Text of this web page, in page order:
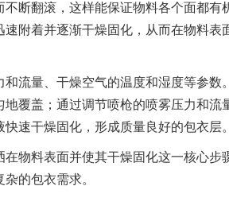
断翻滚，这样能保证物料各个面都有
附着并逐渐干燥固化，从而在物料表
流量、干燥空气的温度和湿度等参数
覆盖；通过调节喷枪的喷雾压力和流
速干燥固化，形成质量良好的包衣层。
物料表面并使其干燥固化这一核心步
的包衣需求。